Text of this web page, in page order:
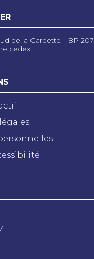
de la Gardette - BP 207
cedex